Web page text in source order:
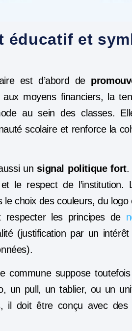
éducatif et
est d’abord de
moyens financiers, la
au sein des classes.
scolaire et renforce la
unsignal politique fort.
le respect de l’institution.
le choix des couleurs, du
les principes de
(justification par un
commune suppose
un pull, un tablier, ou un
il doit être conçu avec des